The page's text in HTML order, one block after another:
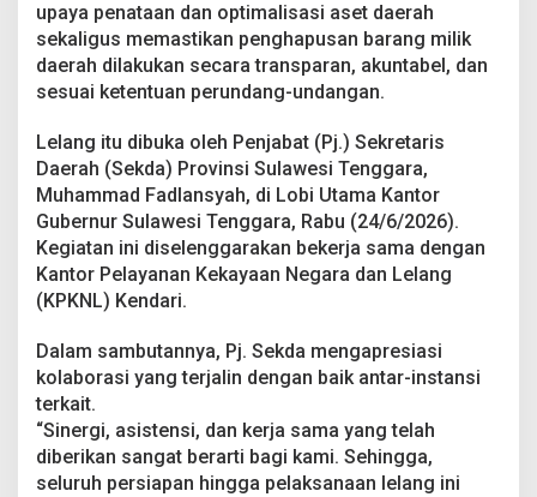
s
,
B
e
i
h
-
B
e
r
s
i
A
s
e
T
a
k
upaya penataan dan optimalisasi aset daerah
sekaligus memastikan penghapusan barang milik
daerah dilakukan secara transparan, akuntabel, dan
sesuai ketentuan perundang-undangan.
Lelang itu dibuka oleh Penjabat (Pj.) Sekretaris
Daerah (Sekda) Provinsi Sulawesi Tenggara,
Muhammad Fadlansyah, di Lobi Utama Kantor
Gubernur Sulawesi Tenggara, Rabu (24/6/2026).
Kegiatan ini diselenggarakan bekerja sama dengan
Kantor Pelayanan Kekayaan Negara dan Lelang
(KPKNL) Kendari.
Dalam sambutannya, Pj. Sekda mengapresiasi
kolaborasi yang terjalin dengan baik antar-instansi
terkait.
“Sinergi, asistensi, dan kerja sama yang telah
diberikan sangat berarti bagi kami. Sehingga,
seluruh persiapan hingga pelaksanaan lelang ini